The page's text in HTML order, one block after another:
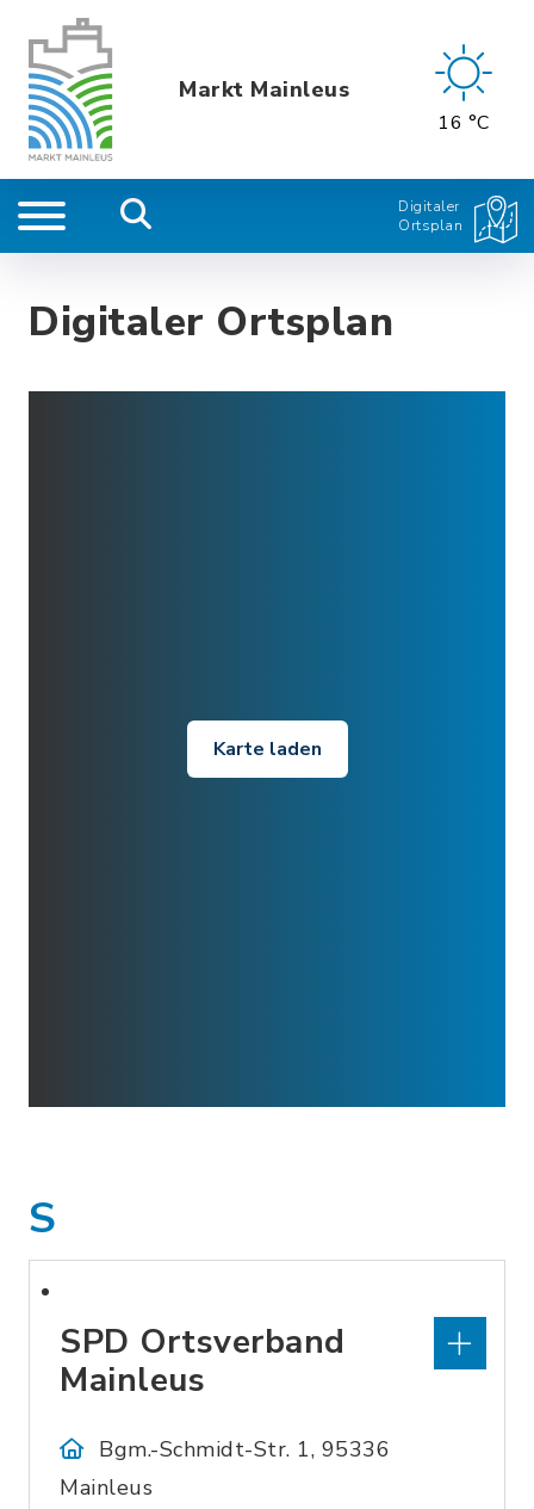
Markt Mainleus
16 °C
Digitaler
Ortsplan
Digitaler Ortsplan
Karte laden
S
SPD Ortsverband
Mainleus
Bgm.-Schmidt-Str. 1, 95336
Mainleus